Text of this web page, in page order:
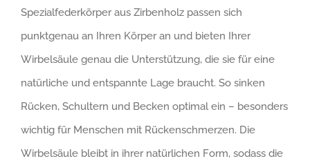
Spezialfederkörper aus Zirbenholz passen sich
punktgenau an Ihren Körper an und bieten Ihrer
Wirbelsäule genau die Unterstützung, die sie für eine
natürliche und entspannte Lage braucht. So sinken
Rücken, Schultern und Becken optimal ein – besonders
wichtig für Menschen mit Rückenschmerzen. Die
Wirbelsäule bleibt in ihrer natürlichen Form, sodass die